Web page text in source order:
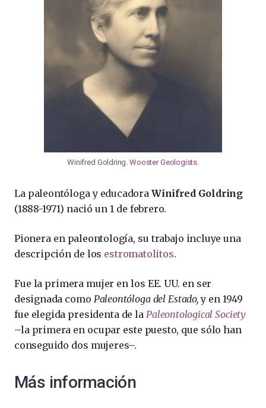
Winifred Goldring.Wooster Geologists.
La paleontóloga y educadora Winifred Goldring
(1888-1971) nació un 1 de febrero.
Pionera en paleontología, su trabajo incluye una
descripción de los estromatolitos.
Fue la primera mujer en los EE. UU. en ser
designada como Paleontóloga del Estado,y en 1949
fue elegida presidenta de laPaleontological Society
–la primera en ocupar este puesto, que sólo han
conseguido dos mujeres–.
Más información